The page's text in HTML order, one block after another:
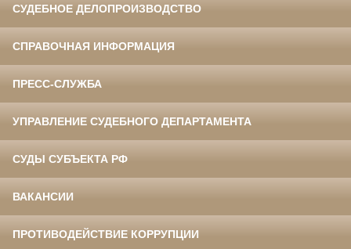
СУДЕБНОЕ ДЕЛОПРОИЗВОДСТВО
СПРАВОЧНАЯ ИНФОРМАЦИЯ
ПРЕСС-СЛУЖБА
УПРАВЛЕНИЕ СУДЕБНОГО ДЕПАРТАМЕНТА
СУДЫ СУБЪЕКТА РФ
ВАКАНСИИ
ПРОТИВОДЕЙСТВИЕ КОРРУПЦИИ